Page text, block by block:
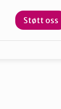
Støtt oss